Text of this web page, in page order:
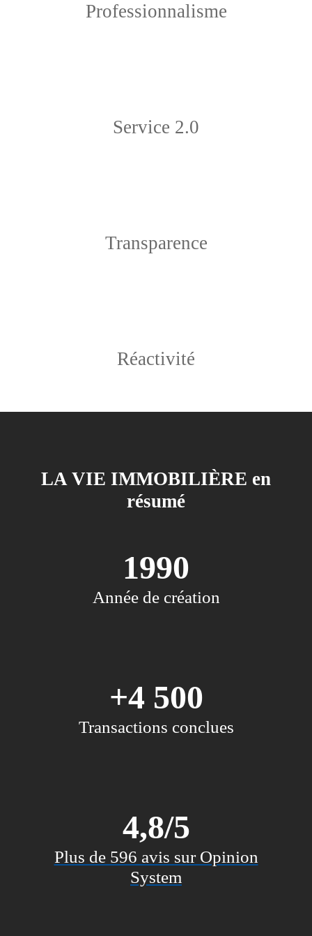
Professionnalisme
Service 2.0
Transparence
Réactivité
LA VIE IMMOBILIÈRE en
résumé
1990
Année de création
+4 500
Transactions conclues
4,8/5
Plus de 596 avis sur Opinion
System